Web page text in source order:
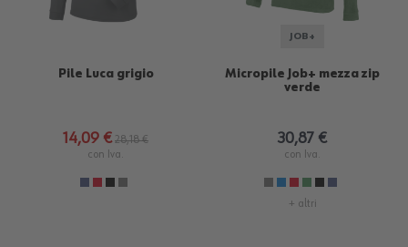
Pile Luca grigio
14,09 € 28,18 €
con Iva.
JOB+
Micropile Job+ mezza zip
verde
30,87 €
con Iva.
+ altri